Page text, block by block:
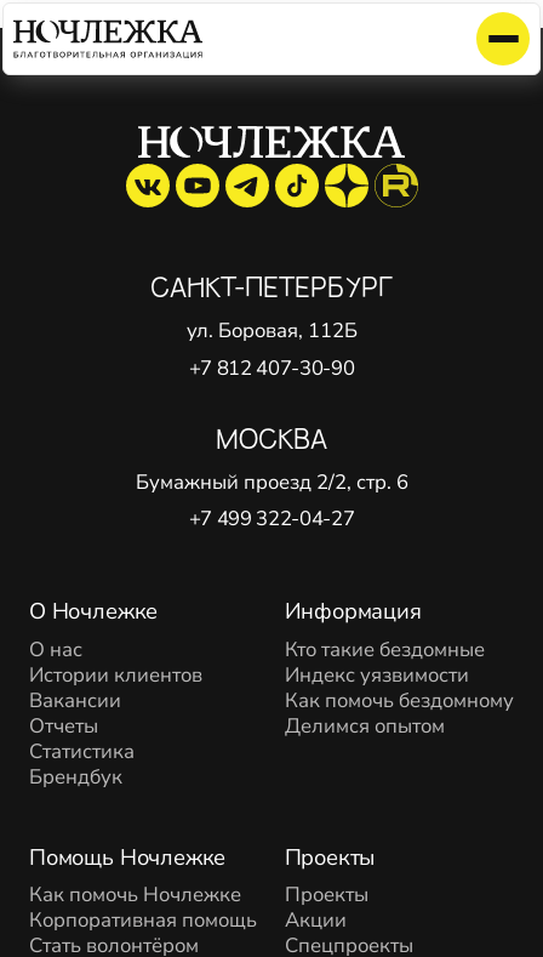
Элемент не найден!
О Ночлежке
О нас
Истории клиентов
Вакансии
Отчеты
Статистика
Брендбук
Помощь Ночлежке
Как помочь Ночлежке
Корпоративная помощь
Стать волонтёром
Проекты
Проекты
Акции
Спецпроекты
Информация
Кто такие бездомные
Индекс уязвимости
Как помочь бездомному
Делимся опытом
САНКТ-ПЕТЕРБУРГ
ул. Боровая, 112Б
+7 812 407-30-90
МОСКВА
Бумажный проезд 2/2, стр. 6
+7 499 322-04-27